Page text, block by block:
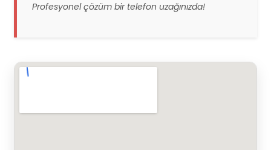
Profesyonel çözüm bir telefon uzağınızda!